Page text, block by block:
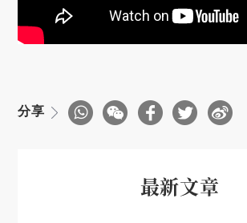
分享
最新文章